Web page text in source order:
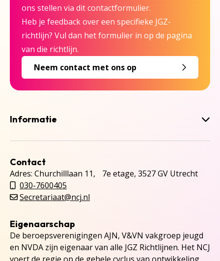
ons stellen via dit contactformulier.
Heb je feedback over een specifieke JGZ-
richtlijn? Vul dan het formulier in op de pagina
van die richtlijn.
Neem contact met ons op
Informatie
Contact
Adres: Churchilllaan 11, 7e etage, 3527 GV Utrecht
030-7600405
Secretariaat@ncj.nl
Eigenaarschap
De beroepsverenigingen AJN, V&VN vakgroep jeugd
en NVDA zijn eigenaar van alle JGZ Richtlijnen. Het NCJ